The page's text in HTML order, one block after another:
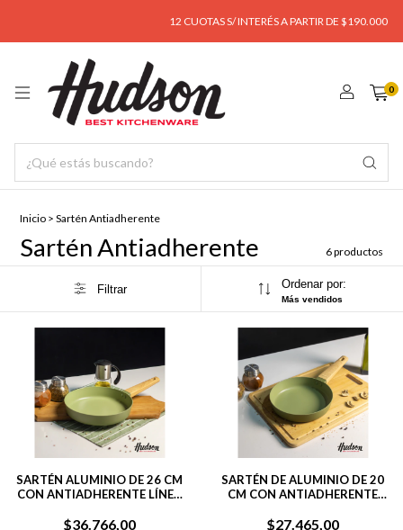
12 CUOTAS S/ INTERÉS A PARTIR DE $190.000
0
Inicio > Sartén Antiadherente
Sartén Antiadherente 6 productos
Filtrar Ordenar por:
Más vendidos
SARTÉN ALUMINIO DE 26 CM
CON ANTIADHERENTE LÍNEA
$36.766,00
SARTÉN DE ALUMINIO DE 20
CM CON ANTIADHERENTE
$27.465,00